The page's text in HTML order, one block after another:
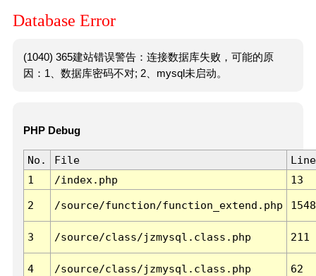
Database Error
(1040) 365建站错误警告：连接数据库失败，可能的原
因：1、数据库密码不对; 2、mysql未启动。
PHP Debug
No. File
Line
1
/index.php 13
2 /source/function/function_extend.php 1548
3 /source/class/jzmysql.class.php 211
4 /source/class/jzmysql.class.php 62